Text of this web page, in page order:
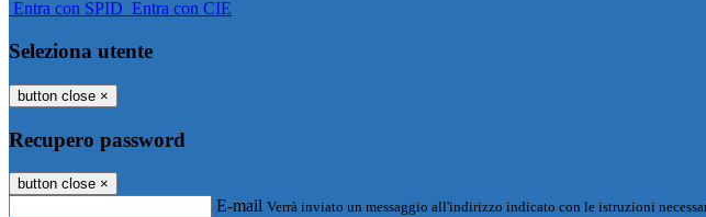
Entra con SPID Entra con CIE
Seleziona utente
button close ×
Recupero password
button close ×
E-mail Verrà inviato un messaggio all'indirizzo indicato con le istruzioni